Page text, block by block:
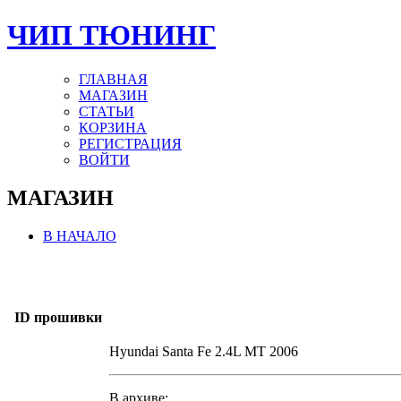
ЧИП ТЮНИНГ
ГЛАВНАЯ
МАГАЗИН
СТАТЬИ
КОРЗИНА
РЕГИСТРАЦИЯ
ВОЙТИ
МАГАЗИН
В НАЧАЛО
ID прошивки
Hyundai Santa Fe 2.4L MT 2006
В архиве: